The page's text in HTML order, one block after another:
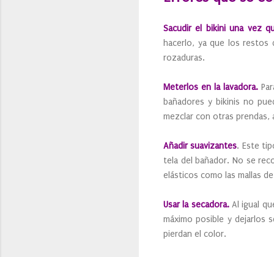
Sacudir el bikini una vez
hacerlo, ya que los restos
rozaduras.
Meterlos en la lavadora.
bañadores y bikinis no
mezclar con otras prendas,
Añadir suavizantes. Este
tela del bañador. No se
elásticos como las mallas
Usar la secadora.Al igual
máximo posible y dejarlos
pierdan el color.